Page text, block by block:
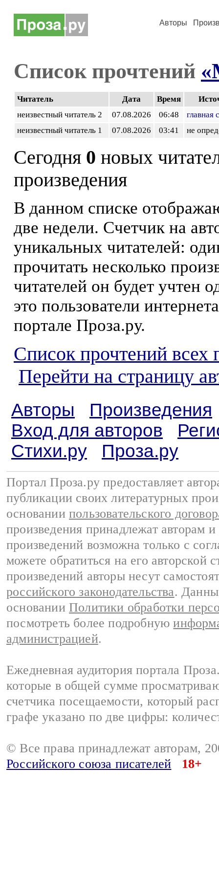
Авторы
Список прочтений
Читатель Дата Время
неизвестный читатель 2
07.08.2026 06:48
главная
неизвестный читатель 1
07.08.2026 03:41 не
Сегодня 0 новых
произведения
В данном списке
две недели. Счетчик на
уникальных читателей:
прочитать несколько
читателей он будет учтен
это пользователи
портале Проза.ру.
Список прочтений всех
Перейти на страницу
Авторы
Произведения
Вход для авторов
Стихи.ру
Проза.ру
Портал Проза.ру предоставляет
публикации своих литературных
основании пользовательского
произведения принадлежат авторам
произведений возможна только с
можете обратиться на его авторской
произведений авторы несут
российского законодательства.
основании Политики обработки
посмотреть более подробную
администрацией.
Ежедневная аудитория портала
которые в общей сумме
счетчика посещаемости, который
графе указано по две цифры:
© Все права принадлежат авторам,
Российского союза писателей
18+